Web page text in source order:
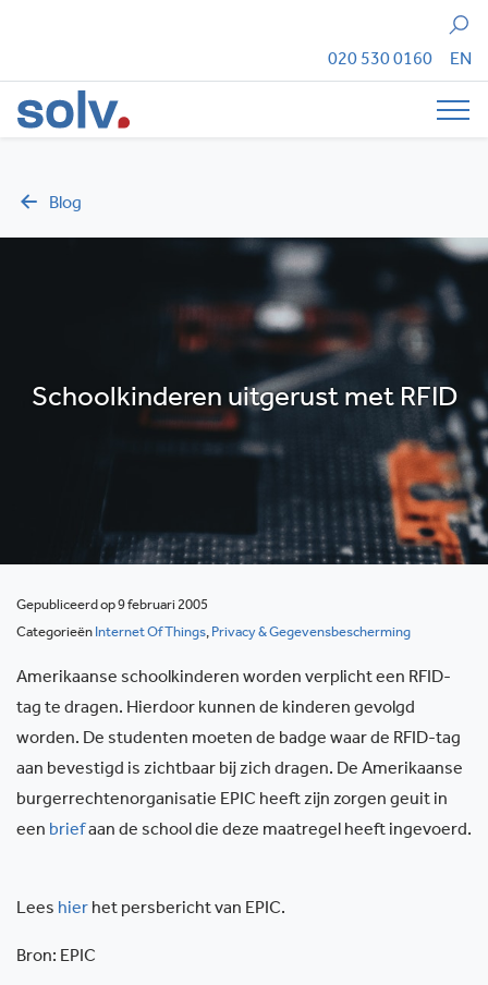
Zoeken
020 530 0160 EN
Blog
Schoolkinderen uitgerust met RFID
Gepubliceerd op 9 februari 2005
Categorieën Internet Of Things, Privacy & Gegevensbescherming
Amerikaanse schoolkinderen worden verplicht een RFID-
tag te dragen. Hierdoor kunnen de kinderen gevolgd
worden. De studenten moeten de badge waar de RFID-tag
aan bevestigd is zichtbaar bij zich dragen. De Amerikaanse
burgerrechtenorganisatie EPIC heeft zijn zorgen geuit in
een briefaan de school die deze maatregel heeft ingevoerd.
Lees hier het persbericht van EPIC.
Bron: EPIC